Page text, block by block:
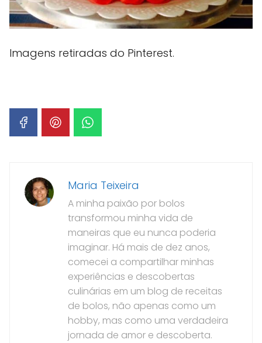
Imagens retiradas do Pinterest.
Maria Teixeira
A minha paixão por bolos
transformou minha vida de
maneiras que eu nunca poderia
imaginar. Há mais de dez anos,
comecei a compartilhar minhas
experiências e descobertas
culinárias em um blog de receitas
de bolos, não apenas como um
hobby, mas como uma verdadeira
jornada de amor e descoberta.